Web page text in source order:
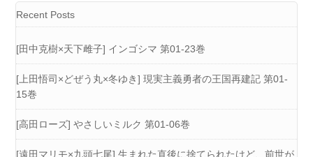
Recent Posts
[田中克樹×天下雌子] インゴシマ 第01-23巻
[上田悟司×どぜう丸×冬ゆき] 現実主義勇者の王国再建記 第01-
15巻
[高田ローズ] やさしいミルク 第01-06巻
[遠田マリモ×九頭七尾] 生まれた直後に捨てられたけど、前世が